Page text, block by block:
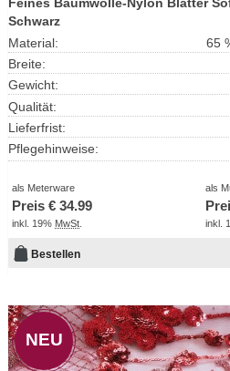
Feines Baumwolle-Nylon Blätter
Schwarz
Material:
65
Breite:
Gewicht:
Qualität:
Lieferfrist:
Pflegehinweise:
als Meterware
Preis € 34.99
inkl. 19% MwSt.
als
inkl.
Bestellen
NEU